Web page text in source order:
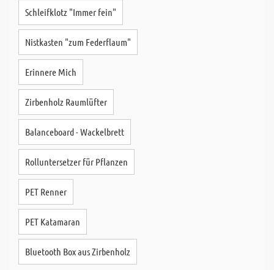
Schleifklotz "Immer fein"
Nistkasten "zum Federflaum"
Erinnere Mich
Zirbenholz Raumlüfter
Balanceboard - Wackelbrett
Rolluntersetzer für Pflanzen
PET Renner
PET Katamaran
Bluetooth Box aus Zirbenholz